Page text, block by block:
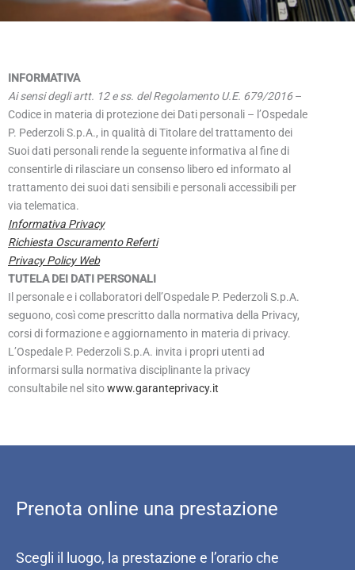
INFORMATIVA
Ai sensi degli artt. 12 e ss. del Regolamento U.E. 679/2016 –
Codice in materia di protezione dei Dati personali – l’Ospedale
P. Pederzoli S.p.A., in qualità di Titolare del trattamento dei
Suoi dati personali rende la seguente informativa al fine di
consentirle di rilasciare un consenso libero ed informato al
trattamento dei suoi dati sensibili e personali accessibili per
via telematica.
Informativa Privacy
Richiesta Oscuramento Referti
Privacy Policy Web
TUTELA DEI DATI PERSONALI
Il personale e i collaboratori dell’Ospedale P. Pederzoli S.p.A.
seguono, così come prescritto dalla normativa della Privacy,
corsi di formazione e aggiornamento in materia di privacy.
L’Ospedale P. Pederzoli S.p.A. invita i propri utenti ad
informarsi sulla normativa disciplinante la privacy
consultabile nel sitowww.garanteprivacy.it
Prenota online una prestazione
Scegli il luogo, la prestazione e l’orario che